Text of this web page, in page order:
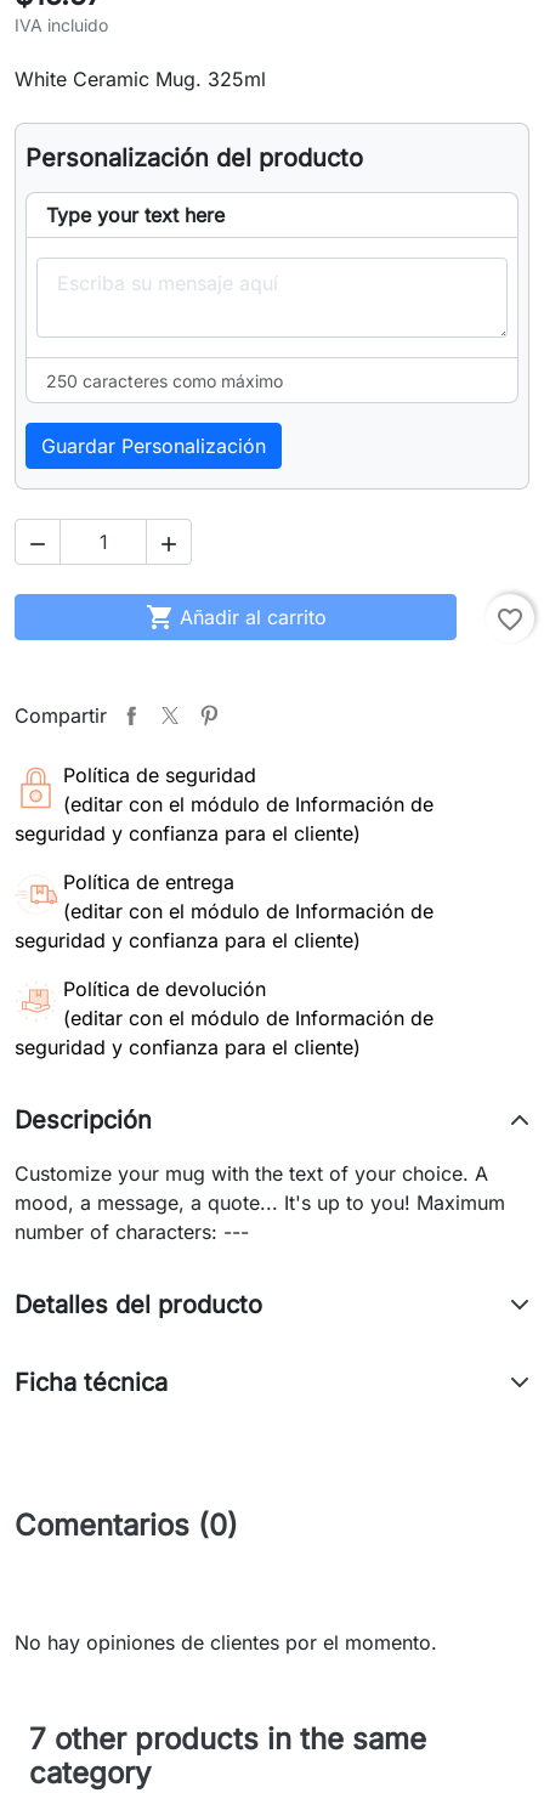
IVA incluido
White Ceramic Mug. 325ml
Personalización del producto
Type your text here
250 caracteres como máximo
Guardar Personalización
 
 Añadir al carrito favorite_border
Compartir
Política de seguridad
(editar con el módulo de Información de
seguridad y confianza para el cliente)
Política de entrega
(editar con el módulo de Información de
seguridad y confianza para el cliente)
Política de devolución
(editar con el módulo de Información de
seguridad y confianza para el cliente)
Descripción
Customize your mug with the text of your choice. A
mood, a message, a quote... It's up to you! Maximum
number of characters: ---
Detalles del producto
Ficha técnica
Comentarios (0)
No hay opiniones de clientes por el momento.
7 other products in the same
category